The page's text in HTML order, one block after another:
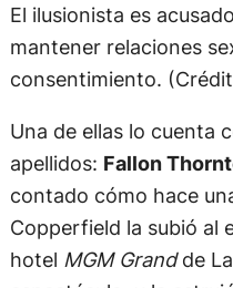
El ilusionista es
mantener relaciones
consentimiento.
Una de ellas lo cuenta
apellidos: Fallon
contado cómo hace
Copperfield la subió al
hotel MGM Grandde